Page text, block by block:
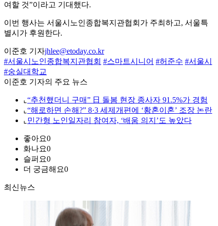
여할 것”이라고 기대했다.
이번 행사는 서울시노인종합복지관협회가 주최하고, 서울특
별시가 후원한다.
이준호 기자jhlee@etoday.co.kr
#서울시노인종합복지관협회 #스마트시니어 #허준수 #서울시
#숭실대학교
이준호 기자의 주요 뉴스
⌞ “추천했더니 구매” 日 돌봄 현장 종사자 91.5%가 경험
⌞ “해로하면 손해?” 8·3 세제개편에 ‘황혼이혼’ 조장 논란
⌞ 민간형 노인일자리 참여자, ‘배움 의지’도 높았다
좋아요0
화나요0
슬퍼요0
더 궁금해요0
최신뉴스